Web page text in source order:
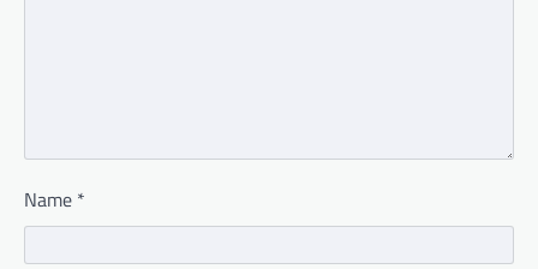
Name *